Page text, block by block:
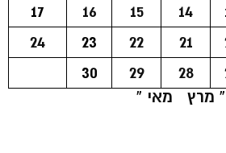
14
15
16
17
21
22
23
24
28
29
30
« מרץ
מאי »